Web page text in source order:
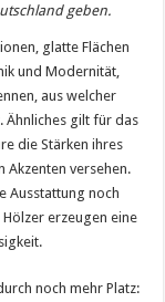
geben.
glatte Flächen
und Modernität,
aus welcher
Ähnliches gilt für das
die Stärken ihres
Akzenten versehen.
Ausstattung noch
erzeugen eine
noch mehr Platz: